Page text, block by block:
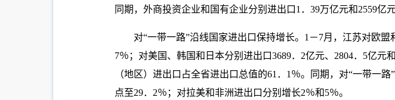
同期，外商投资企业和国有企业分别进出口1．39万亿元和2559亿元
对“一带一路”沿线国家进出口保持增长。1－7月，江苏对欧盟
7％；对美国、韩国和日本分别进出口3689．2亿元、2804．5亿元
（地区）进出口占全省进出口总值的61．1％。同期，对“一带一
点至29．2％；对拉美和非洲进出口分别增长2％和5％。